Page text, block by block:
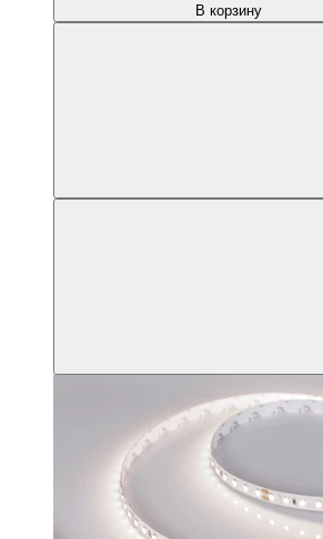
В корзину